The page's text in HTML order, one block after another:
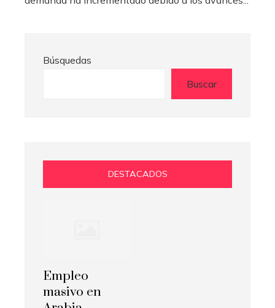
Búsquedas
Buscar
DESTACADOS
Empleo
masivo en